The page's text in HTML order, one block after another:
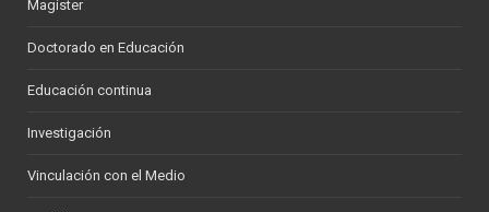
Magíster
Doctorado en Educación
Educación continua
Investigación
Vinculación con el Medio